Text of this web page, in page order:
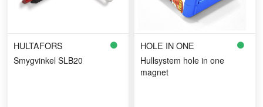
HULTAFORS
Smygvinkel SLB20
HOLE IN ONE
Hullsystem hole in one
magnet